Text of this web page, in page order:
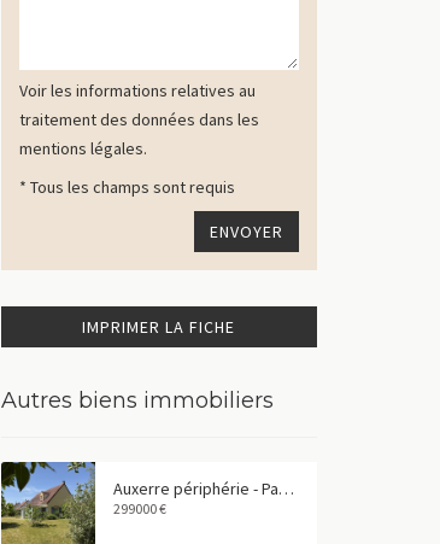
Voir les informations relatives au
traitement des données dans les
mentions légales.
* Tous les champs sont requis
IMPRIMER LA FICHE
Autres biens immobiliers
Auxerre périphérie - Pavillon familial de 165 m² avec garage double
299000 €